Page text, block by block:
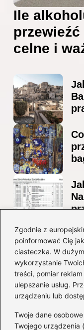
Zgodnie z
poinformować Cię
ciasteczka. W
wykorzystanie
treści, pomiar
ulepszanie usług.
urządzeniu lub
Twoje dane
Twojego urządzenia
Ile
celne i
Ciekawostki(8)